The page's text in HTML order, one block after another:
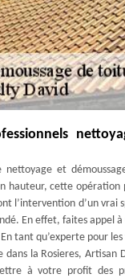
nettoyage et
hauteur, cette
l’intervention d’un vrai
En effet, faites appel à
tant qu’experte pour
la Rosieres, Artisan
à votre profit des